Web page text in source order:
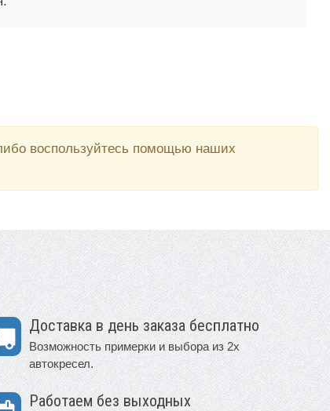
воспользуйтесь помощью наших
Доставка в день заказа бесплатно
Возможность примерки и выбора из 2х
автокресел.
Работаем без выходных